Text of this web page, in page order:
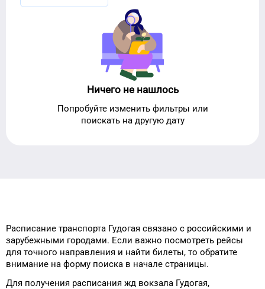
Ничего не нашлось
Попробуйте изменить фильтры или
поискать на другую дату
Расписание транспорта Гудогая связано с российскими и
зарубежными городами. Если важно посмотреть рейсы
для точного направления и найти билеты, то обратите
внимание на форму поиска в начале страницы.
Для получения расписания жд вокзала Гудогая,